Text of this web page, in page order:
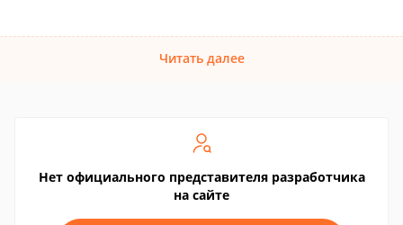
Читать далее
Нет официального представителя разработчика
на сайте